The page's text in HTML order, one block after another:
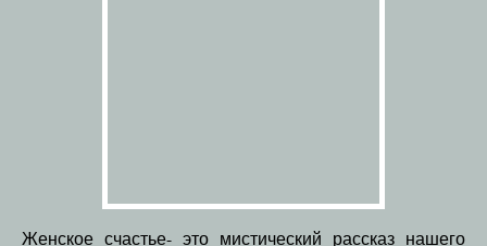
Женское счастье- это мистический рассказ нашего